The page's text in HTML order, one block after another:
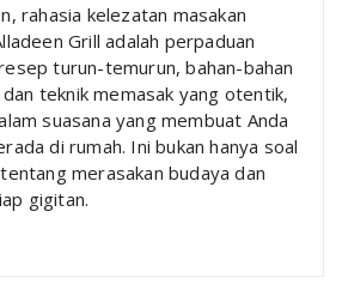
rahasia kelezatan masakan
Grill adalah perpaduan
turun-temurun, bahan-bahan
teknik memasak yang otentik,
suasana yang membuat Anda
di rumah. Ini bukan hanya soal
merasakan budaya dan
gigitan.